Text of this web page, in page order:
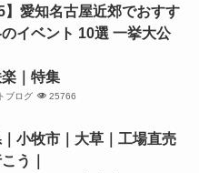
】愛知名古屋近郊でおすす
イベント 10選 一挙大公
｜特集
ブログ 25766
小牧市｜大草｜工場直売
う｜